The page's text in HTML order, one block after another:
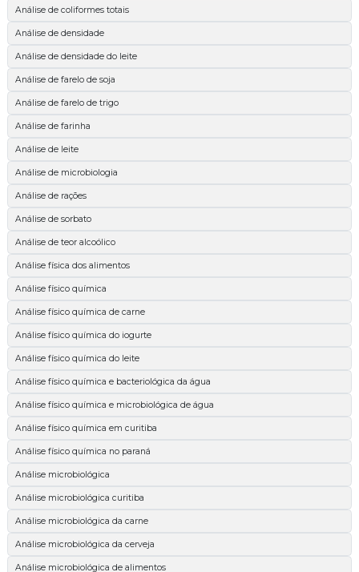
Análise de coliformes totais
Análise de densidade
Análise de densidade do leite
Análise de farelo de soja
Análise de farelo de trigo
Análise de farinha
Análise de leite
Análise de microbiologia
Análise de rações
Análise de sorbato
Análise de teor alcoólico
Análise física dos alimentos
Análise físico química
Análise físico química de carne
Análise físico química do iogurte
Análise físico química do leite
Análise físico química e bacteriológica da água
Análise físico química e microbiológica de água
Análise físico química em curitiba
Análise físico química no paraná
Análise microbiológica
Análise microbiológica curitiba
Análise microbiológica da carne
Análise microbiológica da cerveja
Análise microbiológica de alimentos